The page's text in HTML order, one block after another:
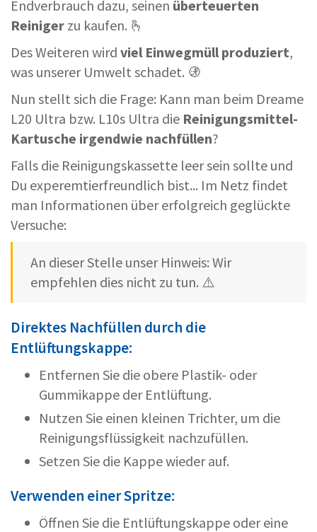
Endverbrauch dazu, seinen überteuerten
Reiniger zu kaufen. 🫰
Des Weiteren wird viel Einwegmüll produziert,
was unserer Umwelt schadet. 🚯
Nun stellt sich die Frage: Kann man beim Dreame
L20 Ultra bzw. L10s Ultra die Reinigungsmittel-
Kartusche irgendwie nachfüllen?
Falls die Reinigungskassette leer sein sollte und
Du experemtierfreundlich bist... Im Netz findet
man Informationen über erfolgreich geglückte
Versuche:
An dieser Stelle unser Hinweis: Wir
empfehlen dies nicht zu tun. ⚠️
Direktes Nachfüllen durch die
Entlüftungskappe:
Entfernen Sie die obere Plastik- oder
Gummikappe der Entlüftung.
Nutzen Sie einen kleinen Trichter, um die
Reinigungsflüssigkeit nachzufüllen.
Setzen Sie die Kappe wieder auf.
Verwenden einer Spritze:
Öffnen Sie die Entlüftungskappe oder eine